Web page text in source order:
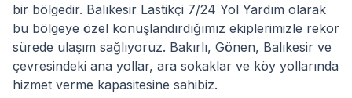
bir bölgedir. Balıkesir Lastikçi 7/24 Yol Yardım olarak
bu bölgeye özel konuşlandırdığımız ekiplerimizle rekor
sürede ulaşım sağlıyoruz. Bakırlı, Gönen, Balıkesir ve
çevresindeki ana yollar, ara sokaklar ve köy yollarında
hizmet verme kapasitesine sahibiz.